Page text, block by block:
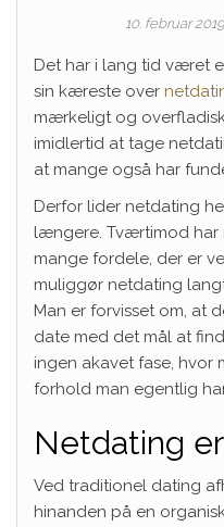
10. februar 2019
Det har i lang tid været
sin kæreste over
mærkeligt og
imidlertid at tage
at mange også har
Derfor lider netdating
længere. Tværtimod har
mange fordele, der er
muliggør netdating
Man er forvisset om, at
date med det mål at
ingen akavet fase, hvor
forhold man egentlig
Netdating
Ved traditionel dating
hinanden på en